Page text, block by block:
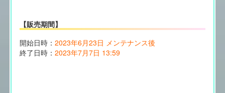
【販売期間】
開始日時： 2023年6月23日 メンテナンス後
終了日時： 2023年7月7日 13:59